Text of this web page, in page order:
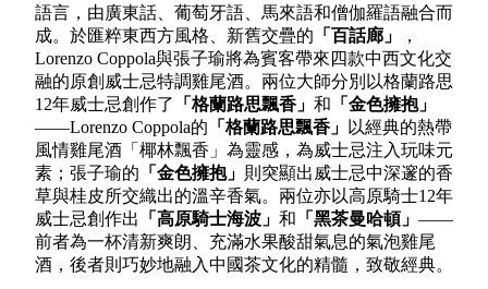
語言，由廣東話、葡萄牙語、馬來語和僧伽羅語融合而
成。於匯粹東西方風格、新舊交疊的 「百話廊」
，
Lorenzo Coppola與張子瑜將為賓客帶來四款中西文化交
融的原創威士忌特調雞尾酒。兩位大師分別以格蘭路思
12年威士忌創作了
「格蘭路思飄香」 和 「金色擁抱」
——Lorenzo Coppola的 「格蘭路思飄香」
以經典的熱帶
風情雞尾酒「椰林飄香」為靈感，為威士忌注入玩味元
素；張子瑜的 「金色擁抱」 則突顯出威士忌中深邃的香
草與桂皮所交織出的溫辛香氣。兩位亦以高原騎士12年
威士忌創作出
「高原騎士海波」 和 「黑茶曼哈頓」 ——
前者為一杯清新爽朗、充滿水果酸甜氣息的氣泡雞尾
酒，後者則巧妙地融入中國茶文化的精髓，致敬經典。